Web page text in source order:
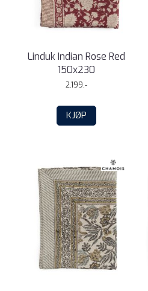
Linduk Indian Rose Red
150x230
2.199,-
KJØP